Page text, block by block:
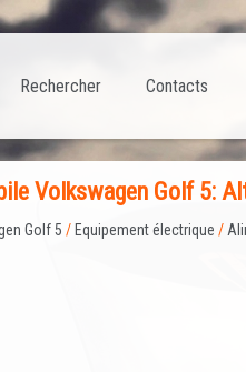
Contacts
Rechercher
Volkswagen Golf 5:
Golf 5 / Equipement électrique /